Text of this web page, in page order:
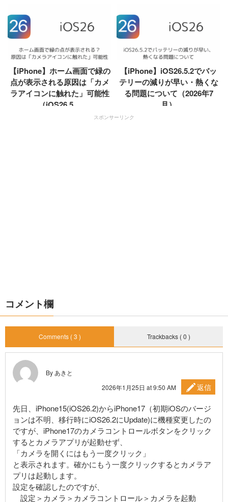
【iPhone】ホーム画面で緑の
点が表示される原因は「カメ
ラアイコンに触れた」可能性
（iOS26.5....
【iPhone】iOS26.5.2でバッ
テリーの減りが早い・熱くな
る問題について（2026年7
月）
スポンサーリンク
コメント欄
Comments ( 3 ) Trackbacks ( 0 )
By あきと
2026年1月25日 at 9:50 AM
返信
先日、iPhone15(iOS26.2)からiPhone17（初期iOSのバージ
ョンは不明、移行時にiOS26.2にUpdate)に機種変更したの
ですが、iPhone17のカメラコントロールボタンをクリック
するとカメラアプリが起動せず、
「カメラを開くにはもう一度クリック」
と表示されます。確かにもう一度クリックするとカメラア
プリは起動します。
設定を確認したのですが、
設定＞カメラ＞カメラコントロール＞カメラを起動